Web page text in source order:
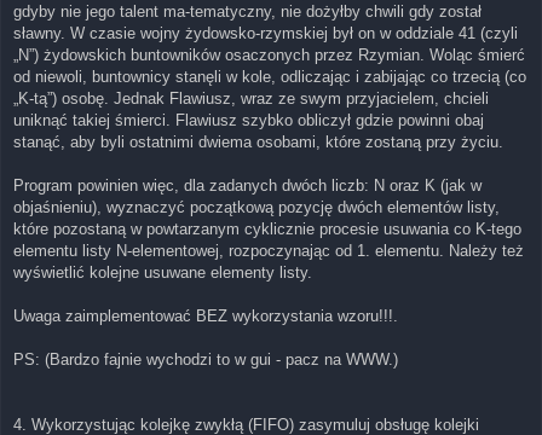
gdyby nie jego talent ma-tematyczny, nie dożyłby chwili gdy został
sławny. W czasie wojny żydowsko-rzymskiej był on w oddziale 41 (czyli
„N”) żydowskich buntowników osaczonych przez Rzymian. Woląc śmierć
od niewoli, buntownicy stanęli w kole, odliczając i zabijając co trzecią (co
„K-tą”) osobę. Jednak Flawiusz, wraz ze swym przyjacielem, chcieli
uniknąć takiej śmierci. Flawiusz szybko obliczył gdzie powinni obaj
stanąć, aby byli ostatnimi dwiema osobami, które zostaną przy życiu.
Program powinien więc, dla zadanych dwóch liczb: N oraz K (jak w
objaśnieniu), wyznaczyć początkową pozycję dwóch elementów listy,
które pozostaną w powtarzanym cyklicznie procesie usuwania co K-tego
elementu listy N-elementowej, rozpoczynając od 1. elementu. Należy też
wyświetlić kolejne usuwane elementy listy.
Uwaga zaimplementować BEZ wykorzystania wzoru!!!.
PS: (Bardzo fajnie wychodzi to w gui - pacz na WWW.)
4. Wykorzystując kolejkę zwykłą (FIFO) zasymuluj obsługę kolejki